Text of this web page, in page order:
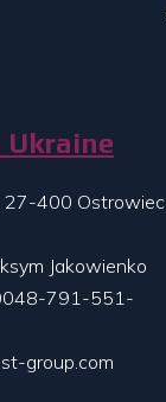
27-400 Ostrowiec
Jakowienko
791-551-
group.com